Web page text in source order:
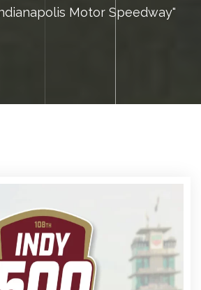
Motor Speedway"